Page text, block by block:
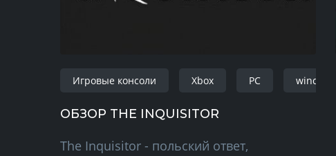
Игровые консоли Xbox PC windows
ОБЗОР THE INQUISITOR
The Inquisitor - польский ответ,